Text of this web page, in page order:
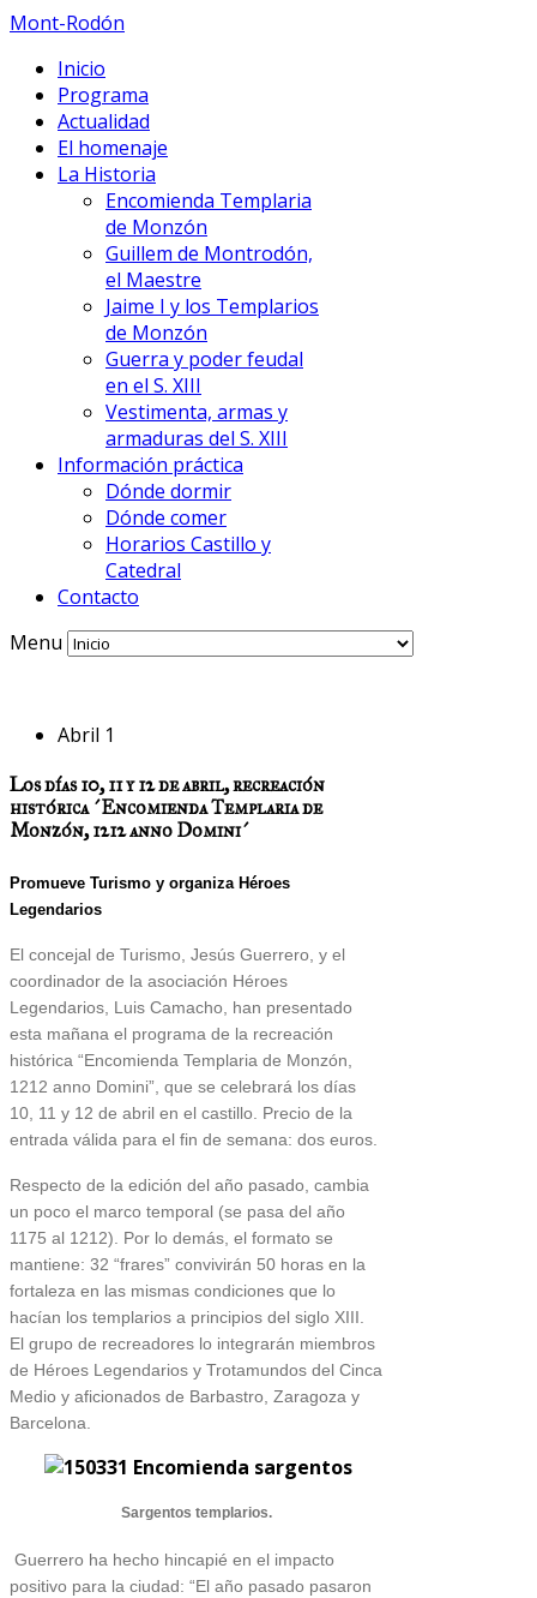
Mont-Rodón
Inicio
Programa
Actualidad
El homenaje
La Historia
Encomienda Templaria
de Monzón
Guillem de Montrodón,
el Maestre
Jaime I y los Templarios
de Monzón
Guerra y poder feudal
en el S. XIII
Vestimenta, armas y
armaduras del S. XIII
Información práctica
Dónde dormir
Dónde comer
Horarios Castillo y
Catedral
Contacto
Menu
Abril 1
Los días 10, 11 y 12 de abril, recreación
histórica ´Encomienda Templaria de
Monzón, 1212 anno Domini´
Promueve Turismo y organiza Héroes
Legendarios
El concejal de Turismo, Jesús Guerrero, y el
coordinador de la asociación Héroes
Legendarios, Luis Camacho, han presentado
esta mañana el programa de la recreación
histórica “Encomienda Templaria de Monzón,
1212 anno Domini”, que se celebrará los días
10, 11 y 12 de abril en el castillo. Precio de la
entrada válida para el fin de semana: dos euros.
Respecto de la edición del año pasado, cambia
un poco el marco temporal (se pasa del año
1175 al 1212). Por lo demás, el formato se
mantiene: 32 “frares” convivirán 50 horas en la
fortaleza en las mismas condiciones que lo
hacían los templarios a principios del siglo XIII.
El grupo de recreadores lo integrarán miembros
de Héroes Legendarios y Trotamundos del Cinca
Medio y aficionados de Barbastro, Zaragoza y
Barcelona.
Sargentos templarios.
Guerrero ha hecho hincapié en el impacto
positivo para la ciudad: “El año pasado pasaron